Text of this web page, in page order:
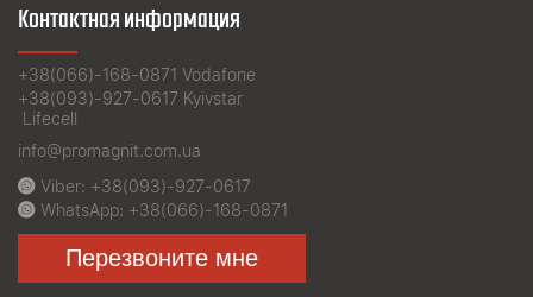
Контактная информация
+38(066)-168-0871 Vodafone
+38(093)-927-0617 Kyivstar
Lifecell
info@promagnit.com.ua
Viber: +38(093)-927-0617
WhatsApp: +38(066)-168-0871
Перезвоните мне